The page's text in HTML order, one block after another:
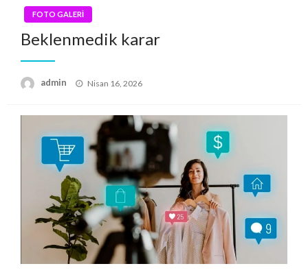
FOTO GALERİ
Beklenmedik karar
admin
Posted
Nisan 16, 2026